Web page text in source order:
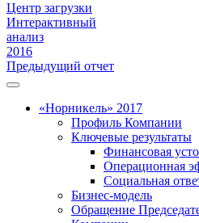
Центр загрузки
Интерактивный
анализ
2016
Предыдущий отчет
«Норникель» 2017
Профиль Компании
Ключевые результаты
Финансовая
Операционная
Социальная
Бизнес-модель
Обращение